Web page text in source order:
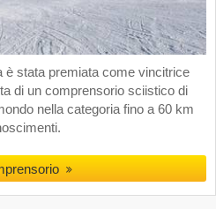
è stata premiata come vincitrice
di un comprensorio sciistico di
nella categoria fino a 60 km